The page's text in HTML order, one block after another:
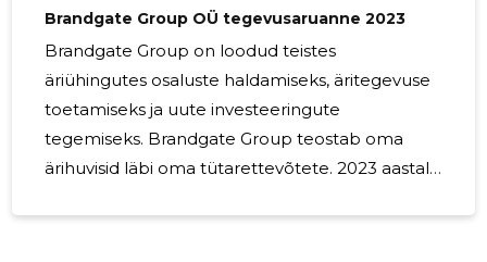
Brandgate Group OÜ tegevusaruanne 2023
Brandgate Group on loodud teistes
äriühingutes osaluste haldamiseks, äritegevuse
toetamiseks ja uute investeeringute
tegemiseks. Brandgate Group teostab oma
ärihuvisid läbi oma tütarettevõtete. 2023 aastal